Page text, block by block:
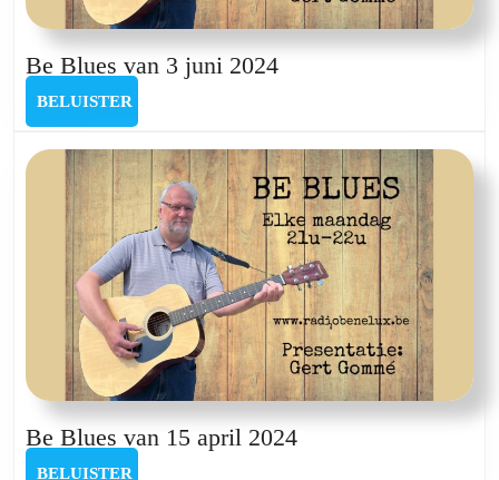
Be Blues van 3 juni 2024Be
3
juni
2024
BELUISTER
Be Blues van 15 april 2024Be
BELUISTER